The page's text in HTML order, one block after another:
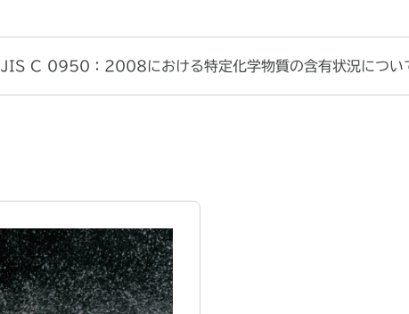
JIS C 0950：2008における特定化学物質の含有状況につい